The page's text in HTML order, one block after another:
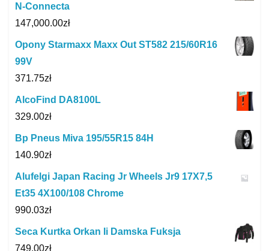
N-Connecta
147,000.00zł
Opony Starmaxx Maxx Out ST582 215/60R16
99V
371.75zł
AlcoFind DA8100L
329.00zł
Bp Pneus Miva 195/55R15 84H
140.90zł
Alufelgi Japan Racing Jr Wheels Jr9 17X7,5
Et35 4X100/108 Chrome
990.03zł
Seca Kurtka Orkan Ii Damska Fuksja
749.00zł